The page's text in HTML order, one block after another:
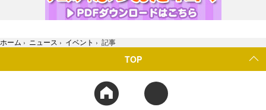
ホーム › ニュース › イベント › 記事
TOP